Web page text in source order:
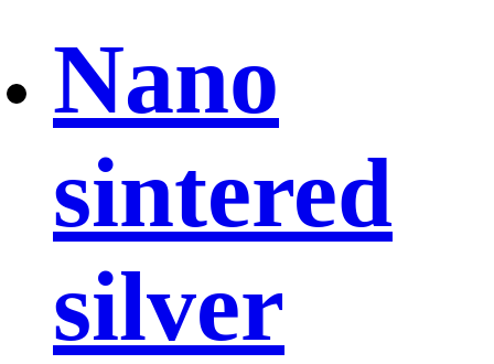
Nano
sintered
silver